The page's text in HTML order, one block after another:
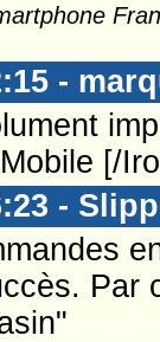
-
[/
-
Par